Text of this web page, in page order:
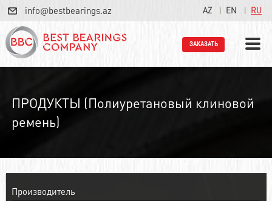
info@bestbearings.az AZ EN RU
ЗАКАЗАТЬ
ПРОДУКТЫ (Полиуретановый клиновой
ремень)
Производитель